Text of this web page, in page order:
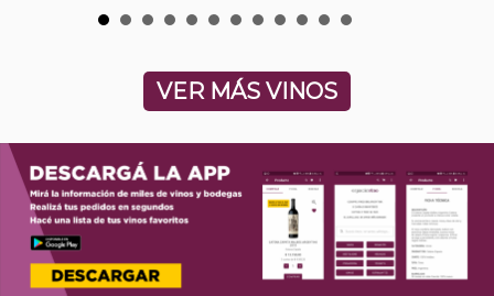
VER MÁS VINOS